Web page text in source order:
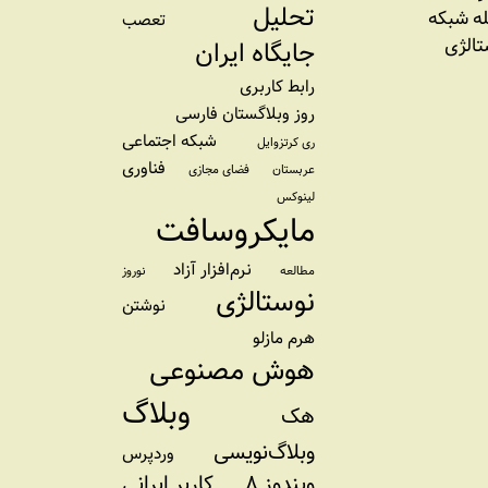
شبکه
تحلیل تعصب
جایگاه ایران
رابط کاربری
روز وبلاگستان فارسی
ری کرتزوایل شبکه اجتماعی
عربستان فضای مجازی فناوری
لینوکس
مایکروسافت
مطالعه نرم‌افزار آزاد نوروز
نوستالژی
نوشتن
هرم مازلو
هوش مصنوعی
هک وبلاگ
وبلاگ‌نویسی وردپرس